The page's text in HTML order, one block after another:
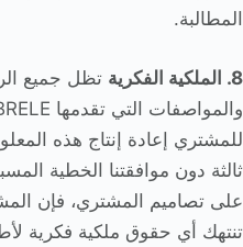
المطالبة.
8. الملكية الفكرية
تظل جميع
للمشتري إعادة إنتاج هذه
ثالثة دون موافقتنا الخطية
على تصاميم المشتري، فإن
تنتهك أي حقوق ملكية فكرية